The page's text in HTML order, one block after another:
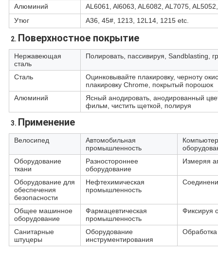
Алюминий
AL6061, Al6063, AL6082, AL7075,
Утюг
A36, 45#, 1213, 12L14, 1215 etc.
2. Поверхностное покрытие
Нержавеющая
сталь
Полировать, пассивируя, Sandblasting,
Сталь
Оцинковывайте плакировку, черноту
плакировку Chrome, покрытый порошок
Алюминий
Ясный анодировать, анодированный
фильм, чистить щеткой, полируя
3. Применение
Велосипед
Автомобильная
промышленность
Оборудование
ткани
Разностороннее
оборудование
Измеряя
Оборудование для
обеспечения
безопасности
Нефтехимическая
промышленность
Общее машинное
оборудование
Фармацевтическая
промышленность
Фиксируя
Санитарные
штуцеры
Оборудование
инструментирования